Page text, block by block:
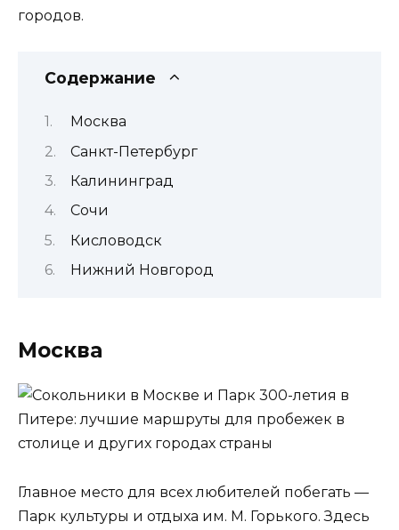
городов.
Содержание
Москва
Санкт-Петербург
Калининград
Сочи
Кисловодск
Нижний Новгород
Москва
Главное место для всех любителей побегать —
Парк культуры и отдыха им. М. Горького. Здесь